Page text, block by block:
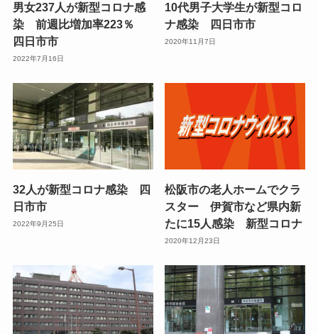
男女237人が新型コロナ感
染 前週比増加率223％
四日市市
2022年7月16日
10代男子大学生が新型コロ
ナ感染 四日市市
2020年11月7日
32人が新型コロナ感染 四
日市市
2022年9月25日
松阪市の老人ホームでクラ
スター 伊賀市など県内新
たに15人感染 新型コロナ
2020年12月23日